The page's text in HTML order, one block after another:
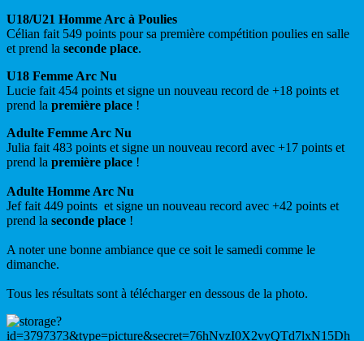
U18/U21 Homme Arc à Poulies
Célian fait 549 points pour sa première compétition poulies en salle
et prend la seconde place.
U18 Femme Arc Nu
Lucie fait 454 points et signe un nouveau record de +18 points et
prend la première place !
Adulte Femme Arc Nu
Julia fait 483 points et signe un nouveau record avec +17 points et
prend la première place !
Adulte Homme Arc Nu
Jef fait 449 points et signe un nouveau record avec +42 points et
prend la seconde place !
A noter une bonne ambiance que ce soit le samedi comme le
dimanche.
Tous les résultats sont à télécharger en dessous de la photo.